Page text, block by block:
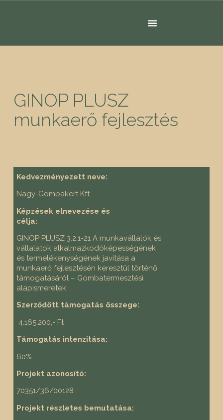
GINOP PLUSZ
munkaerő fejlesztés
Kedvezményezett neve:
Nagy-Gombakert Kft.
Képzések elnevezése és
célja:
GINOP PLUSZ 3.2.1-21 A munkavállalók és
vállalatok alkalmazkodóképességének
és termelékenységének javítása a
munkaerő fejlesztésén keresztül történő
támogatásáról – Gombatermesztési
alapismeretek
Szerződött támogatás összege:
4.165.200,- Ft
Támogatás intenzitása:
60%
Projekt azonosító:
70351/36/00128
Projekt részletes bemutatása: